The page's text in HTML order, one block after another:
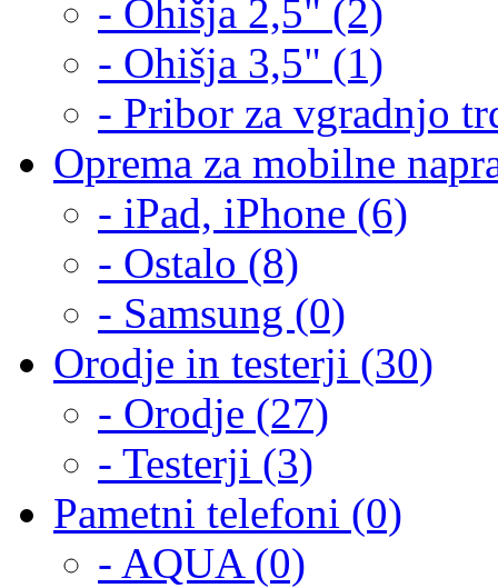
- Ohišja 2,5" (2)
- Ohišja 3,5" (1)
- Pribor za vgradnjo
Oprema za mobilne
- iPad, iPhone (6)
- Ostalo (8)
- Samsung (0)
Orodje in testerji (30)
- Orodje (27)
- Testerji (3)
Pametni telefoni (0)
- AQUA (0)